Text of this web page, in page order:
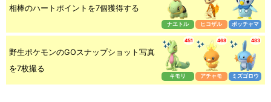
相棒のハートポイントを7個獲得する
ナエトル ヒコザル ポッチャマ
野生ポケモンのGOスナップショット写真
を7枚撮る
451
キモリ
468
アチャモ
483
ミズゴロウ